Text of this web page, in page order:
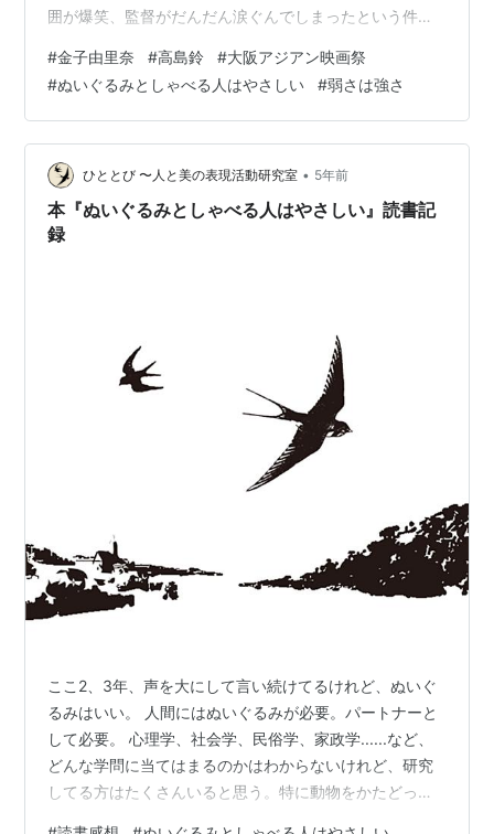
囲が爆笑、監督がだんだん涙ぐんでしまったという件。
たことと、その映画のテーマが相まって、「いじめても
絶対やり返してこない弱い人」認定をした上で、その人
物がいじめ行為に及んだという経緯が容易に想像がつい
た。 発言自体は、呆れて黙殺するレベル。あほかとし
か。 しかし、周囲の観客や運営の一部までが同調して笑
うなど、毅然とした対応に程遠い運営のレベル…
#金子由里奈 #高島鈴 #大阪アジアン映画祭
#ぬいぐるみとしゃべる人はやさしい #弱さは強さ
ひととび 〜人と美の表現活動研究室 • 5年前
本『ぬいぐるみとしゃべる人はやさしい』読書記
録
ここ2、3年、声を大にして言い続けてるけれど、ぬいぐ
るみはいい。 人間にはぬいぐるみが必要。パートナーと
して必要。 心理学、社会学、民俗学、家政学......など、
どんな学問に当てはまるのかはわからないけれど、研究
してる方はたくさんいると思う。特に動物をかたどった